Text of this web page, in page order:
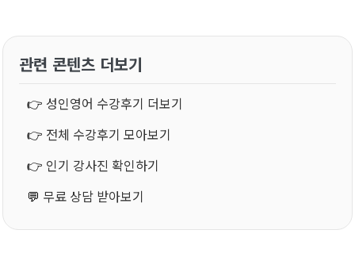
관련 콘텐츠 더보기
👉 성인영어 수강후기 더보기
👉 전체 수강후기 모아보기
👉 인기 강사진 확인하기
💬 무료 상담 받아보기